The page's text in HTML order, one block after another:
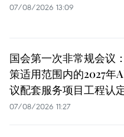
07/08/2026 13:09
国会第一次非常规会议
策适用范围内的2027年
议配套服务项目工程认
07/08/2026 11:27